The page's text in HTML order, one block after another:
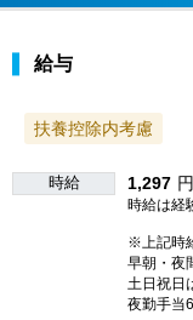
給与
扶養控除内考慮
時給 1,297
時給は経
※上記時
早朝・夜
土日祝日
夜勤手当